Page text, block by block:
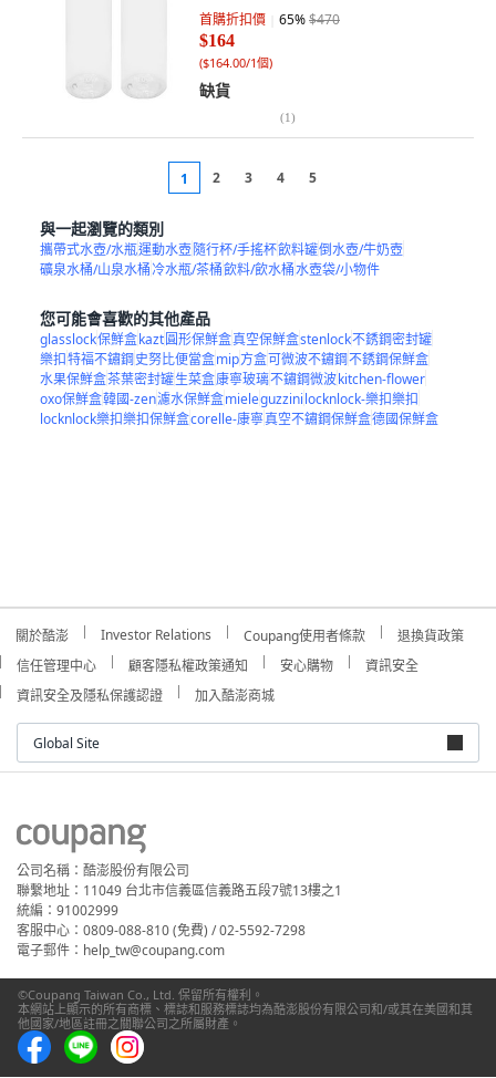
首購折扣價 65%$470
$164
($164.00/1個)
缺貨
(1)
1 2 3 4 5
與一起瀏覽的類別
攜帶式水壺/水瓶運動水壺隨行杯/手搖杯飲料罐倒水壺/牛奶壺
礦泉水桶/山泉水桶冷水瓶/茶桶飲料/飲水桶水壺袋/小物件
您可能會喜歡的其他產品
glasslock保鮮盒kazt圓形保鮮盒真空保鮮盒stenlock不銹鋼密封罐
樂扣特福不鏽鋼史努比便當盒mip方盒可微波不鏽鋼不銹鋼保鮮盒
水果保鮮盒茶葉密封罐生菜盒康寧玻璃不鏽鋼微波kitchen-flower
oxo保鮮盒韓國-zen濾水保鮮盒mieleguzzinilocknlock-樂扣樂扣
locknlock樂扣樂扣保鮮盒corelle-康寧真空不鏽鋼保鮮盒德國保鮮盒
關於酷澎 Investor Relations Coupang使用者條款
退換貨政策
信任管理中心
顧客隱私權政策通知 安心購物
資訊安全
資訊安全及隱私保護認證
加入酷澎商城
Global Site
公司名稱：酷澎股份有限公司
聯繫地址：11049 台北市信義區信義路五段7號13樓之1
統編：91002999
客服中心：0809-088-810 (免費) / 02-5592-7298
電子郵件：help_tw@coupang.com
©Coupang Taiwan Co., Ltd. 保留所有權利。
本網站上顯示的所有商標、標誌和服務標誌均為酷澎股份有限公司和/或其在美國和其
他國家/地區註冊之關聯公司之所屬財產。